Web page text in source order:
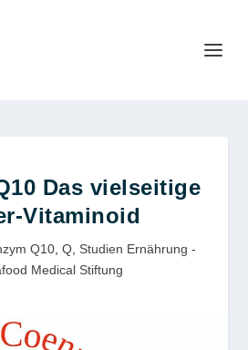
Das vielseitige
Vitaminoid
Q10, Q, Studien Ernährung -
Medical Stiftung